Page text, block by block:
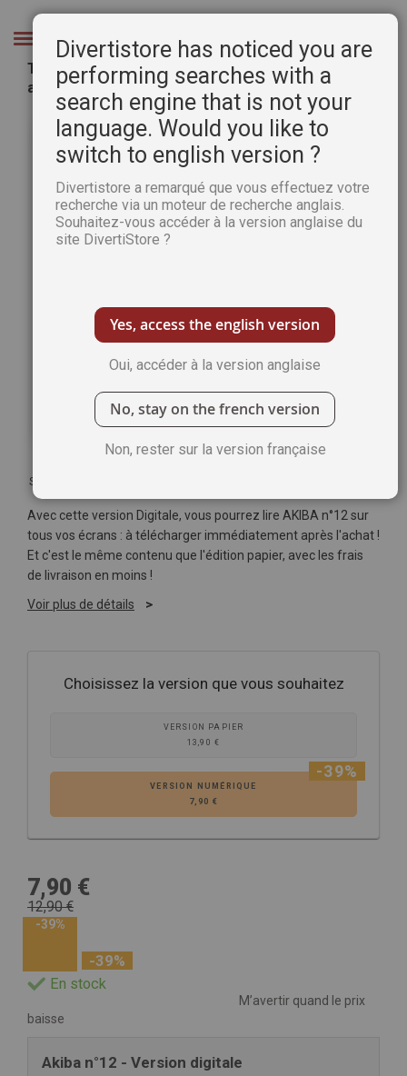
Chercher
TÉLÉCHARGEMENT : APOCALYPSE JAPON - Un
art de la fin du monde - AKIBA n°12
Passer
galerie
d’images
Soyez le premier à commenter ce produit
Avec cette version Digitale, vous pourrez lire AKIBA n°12 sur
tous vos écrans : à télécharger immédiatement après l'achat !
Et c'est le même contenu que l'édition papier, avec les frais
de livraison en moins !
Voir plus de détails
Choisissez la version que vous souhaitez
VERSION PAPIER
13,90 €
VERSION NUMÉRIQUE
7,90 €
-39%
7,90 €
12,90 €
-39%
-39%
En stock
M’avertir quand le prix
baisse
Akiba n°12 - Version digitale
Divertistore has noticed you are
performing searches with a
search engine that is not your
language. Would you like to
switch to english version ?
Divertistore a remarqué que vous effectuez votre
recherche via un moteur de recherche anglais.
Souhaitez-vous accéder à la version anglaise du
site DivertiStore ?
Yes, access the english version
Oui, accéder à la version anglaise
No, stay on the french version
Non, rester sur la version française